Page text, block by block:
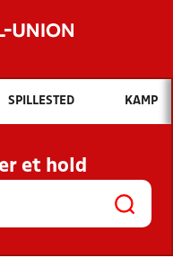
Hvad vil du søge efter?
OG NYHEDER
KLUBBER OG
SPILLESTED KAMP
et hold